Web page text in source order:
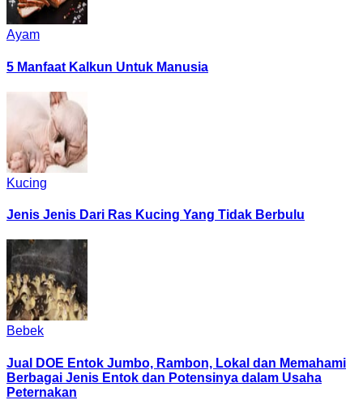
Ayam
5 Manfaat Kalkun Untuk Manusia
Kucing
Jenis Jenis Dari Ras Kucing Yang Tidak Berbulu
Bebek
Jual DOE Entok Jumbo, Rambon, Lokal dan Memahami
Berbagai Jenis Entok dan Potensinya dalam Usaha
Peternakan